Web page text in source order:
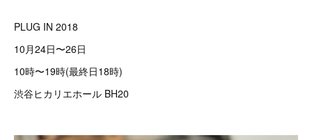
PLUG IN 2018
10月24日〜26日
10時〜19時(最終日18時)
渋谷ヒカリエホール BH20